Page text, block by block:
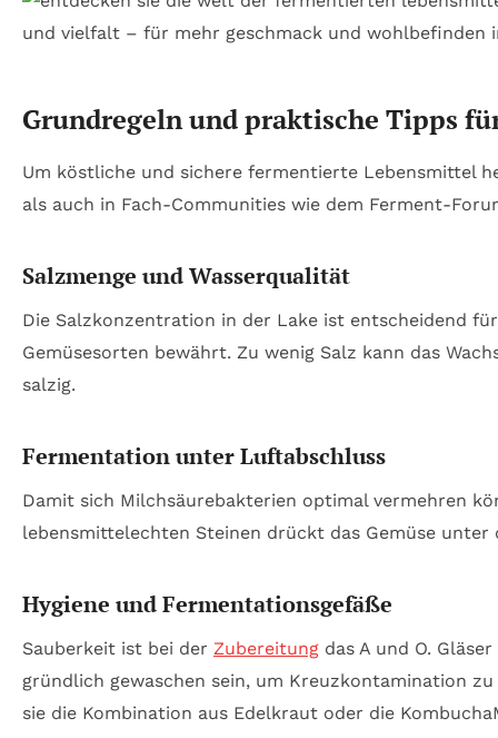
Grundregeln und praktische Tipps
Um köstliche und sichere fermentierte Lebensmittel
als auch in Fach-Communities wie dem Ferment-
Salzmenge und Wasserqualität
Die Salzkonzentration in der Lake ist entscheidend
Gemüsesorten bewährt. Zu wenig Salz kann das
salzig.
Fermentation unter Luftabschluss
Damit sich Milchsäurebakterien optimal vermehren
lebensmittelechten Steinen drückt das Gemüse
Hygiene und Fermentationsgefäße
Sauberkeit ist bei der Zubereitung das A und O.
gründlich gewaschen sein, um Kreuzkontamination
sie die Kombination aus Edelkraut oder die